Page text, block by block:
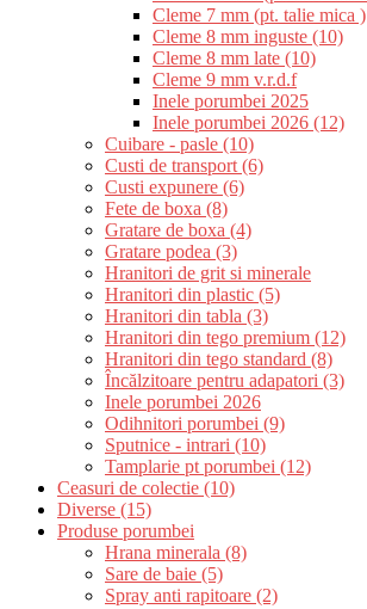
Cleme 7 mm (pt. talie mica )
Cleme 8 mm inguste (10)
Cleme 8 mm late (10)
Cleme 9 mm v.r.d.f
Inele porumbei 2025
Inele porumbei 2026 (12)
Cuibare - pasle (10)
Custi de transport (6)
Custi expunere (6)
Fete de boxa (8)
Gratare de boxa (4)
Gratare podea (3)
Hranitori de grit si minerale
Hranitori din plastic (5)
Hranitori din tabla (3)
Hranitori din tego premium (12)
Hranitori din tego standard (8)
Încălzitoare pentru adapatori (3)
Inele porumbei 2026
Odihnitori porumbei (9)
Sputnice - intrari (10)
Tamplarie pt porumbei (12)
Ceasuri de colectie (10)
Diverse (15)
Produse porumbei
Hrana minerala (8)
Sare de baie (5)
Spray anti rapitoare (2)